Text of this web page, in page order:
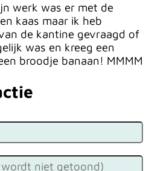
werk was er met de
kaas maar ik heb
de kantine gevraagd of
was en kreeg een
broodje banaan! MMMM